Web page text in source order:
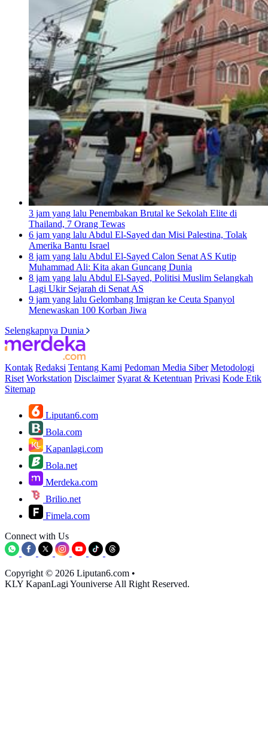
3 jam yang lalu Penembakan Brutal ke Sekolah Elite di
Thailand, 7 Orang Tewas
6 jam yang lalu Abdul El-Sayed dan Misi Palestina, Tolak
Amerika Bantu Israel
8 jam yang lalu Abdul El-Sayed Calon Senat AS Kutip
Muhammad Ali: Kita akan Guncang Dunia
8 jam yang lalu Abdul El-Sayed, Politisi Muslim Selangkah
Lagi Ukir Sejarah di Senat AS
9 jam yang lalu Gelombang Imigran ke Ceuta Spanyol
Menewaskan 100 Korban Jiwa
Selengkapnya Dunia
Kontak Redaksi Tentang Kami Pedoman Media Siber Metodologi
Riset Workstation Disclaimer Syarat & Ketentuan Privasi Kode Etik
Sitemap
Liputan6.com
Bola.com
Kapanlagi.com
Bola.net
Merdeka.com
Brilio.net
Fimela.com
Connect with Us
Copyright © 2026 Liputan6.com •
KLY KapanLagi Youniverse All Right Reserved.